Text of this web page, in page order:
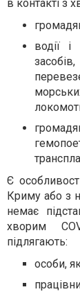
в контакті з
водії і
Є
Криму або з
немає
хворим
підлягають:
особи,